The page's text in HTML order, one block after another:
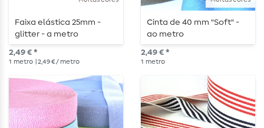
Faixa elástica 25mm -
glitter - a metro
2,49 € *
1 metro | 2,49 € / metro
Cinta de 40 mm "Soft" -
ao metro
2,49 € *
1 metro